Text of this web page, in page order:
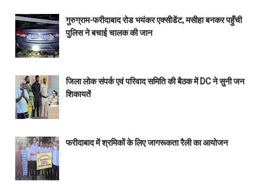
गुरुग्राम-फरीदाबाद रोड भयंकर एक्सीडेंट, मसीहा बनकर पहुँची
पुलिस ने बचाई चालक की जान
जिला लोक संपर्क एवं परिवाद समिति की बैठक में DC ने सुनी जन
शिकायतें
फरीदाबाद में श्रमिकों के लिए जागरूकता रैली का आयोजन